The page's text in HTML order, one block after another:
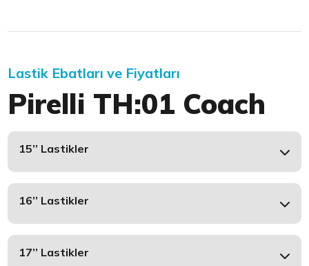
Lastik Ebatları ve Fiyatları
Pirelli TH:01 Coach
15’’ Lastikler
16’’ Lastikler
17’’ Lastikler